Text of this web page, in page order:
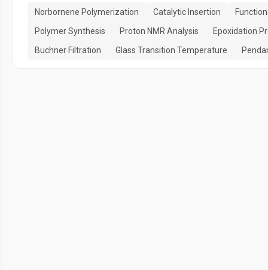
Norbornene Polymerization Catalytic Insertion
Polymer Synthesis
Proton NMR Analysis
Epoxidation
Buchner Filtration
Glass Transition Temperature